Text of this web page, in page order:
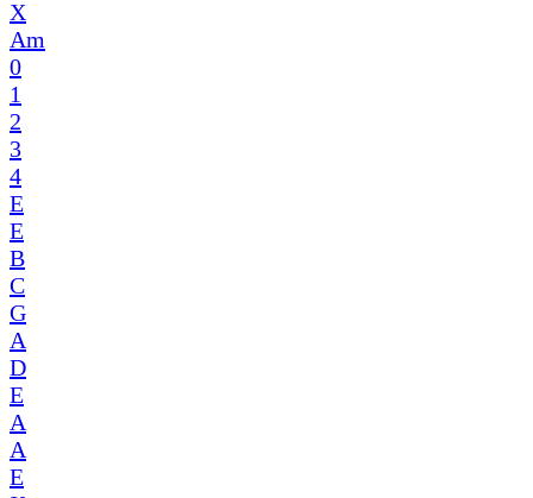
X
Am
0
1
2
3
4
E
E
B
C
G
A
D
E
A
A
E